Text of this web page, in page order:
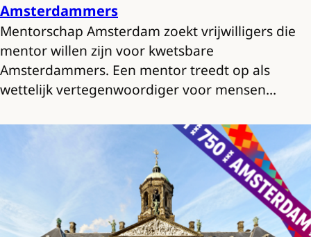
Amsterdammers
Mentorschap Amsterdam zoekt vrijwilligers die
mentor willen zijn voor kwetsbare
Amsterdammers. Een mentor treedt op als
wettelijk vertegenwoordiger voor mensen…